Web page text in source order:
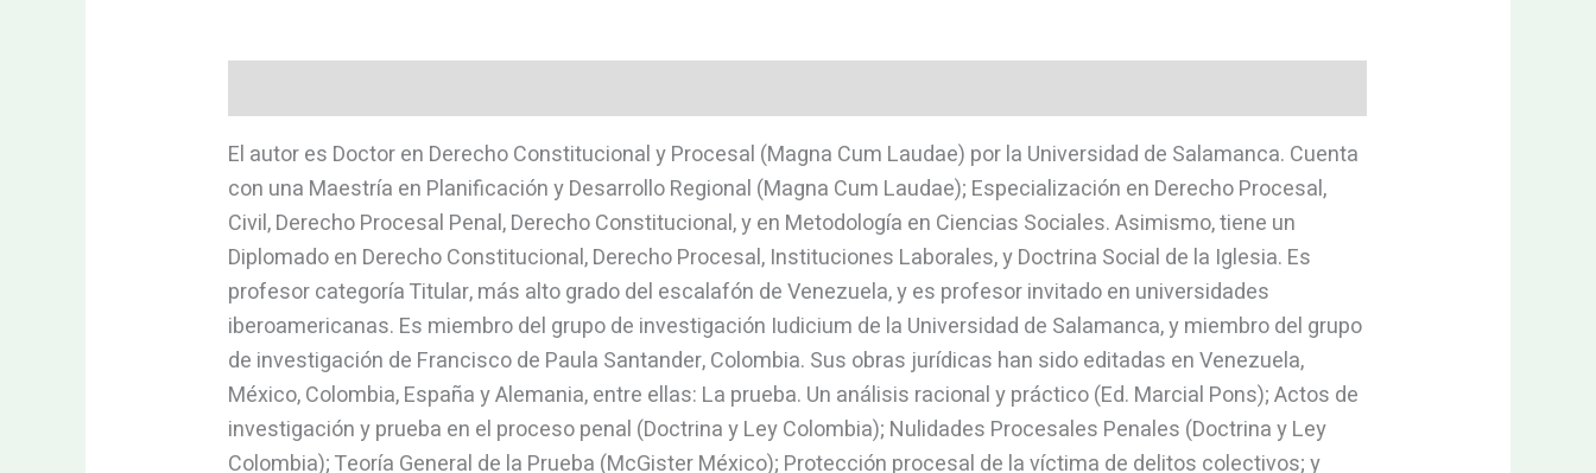
El autor es Doctor en Derecho Constitucional y Procesal (Magna Cum Laudae) por la Universidad de Salamanca. Cuenta
con una Maestría en Planificación y Desarrollo Regional (Magna Cum Laudae); Especialización en Derecho Procesal,
Civil, Derecho Procesal Penal, Derecho Constitucional, y en Metodología en Ciencias Sociales. Asimismo, tiene un
Diplomado en Derecho Constitucional, Derecho Procesal, Instituciones Laborales, y Doctrina Social de la Iglesia. Es
profesor categoría Titular, más alto grado del escalafón de Venezuela, y es profesor invitado en universidades
iberoamericanas. Es miembro del grupo de investigación Iudicium de la Universidad de Salamanca, y miembro del grupo
de investigación de Francisco de Paula Santander, Colombia. Sus obras jurídicas han sido editadas en Venezuela,
México, Colombia, España y Alemania, entre ellas: La prueba. Un análisis racional y práctico (Ed. Marcial Pons); Actos de
investigación y prueba en el proceso penal (Doctrina y Ley Colombia); Nulidades Procesales Penales (Doctrina y Ley
Colombia); Teoría General de la Prueba (McGister México); Protección procesal de la víctima de delitos colectivos; y